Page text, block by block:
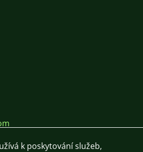
k poskytování služeb,